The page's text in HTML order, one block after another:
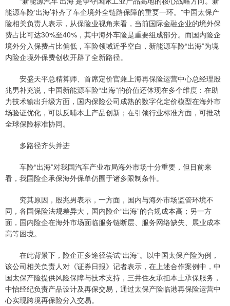
能源车险‘出海’补齐了车企境外全链路保障的重要一环。”中国太保产
险相关负责人表示，从保险业视角来看，当前国际金融企业的境外保
费占比可达30%至40%，其中海外车险是重要组成部分。而国内险企
境外分入保费占比偏低，车险领域近乎空白，新能源车险“出海”为境
内险企境外保费创收开辟了全新路径。
安盛天平总精算师、首席定价官兼上海再保险运营中心总经理殷
兆男补充说，中国新能源车险“出海”的价值还体现在多个维度：在助
力技术输出升级方面，国内保险公司成熟的数字化定价模型在海外市
场验证优化，可以反哺本土产品创新；在引领行业标准方面，可推动
全球保险标准协同。
多路径齐头并进
车险“出海”对我国汽车产业布局海外市场十分重要，但目前来
看，我国险企承保海外保单仍囿于诸多限制条件。
究其原因，殷兆男表示，一方面，国内与海外市场监管环境不
同，各国保险法规差异大，国内险企“出海”的合规成本高；另一方
面，国内险企在海外市场面临服务链断层、服务网络缺失、展业成本
高等困境。
在此背景下，险企正多途径尝试“出海”。以中国太保产险为例，
该公司相关负责人对《证券日报》记者表示，在上述合作案例中，中
国太保产险提供风险保障与技术支持，三井住友承担本土承保服务，
中怡经纪负责产品设计及再保交易，通过太保产险临港再保险运营中
心实现跨境再保险分入交易。